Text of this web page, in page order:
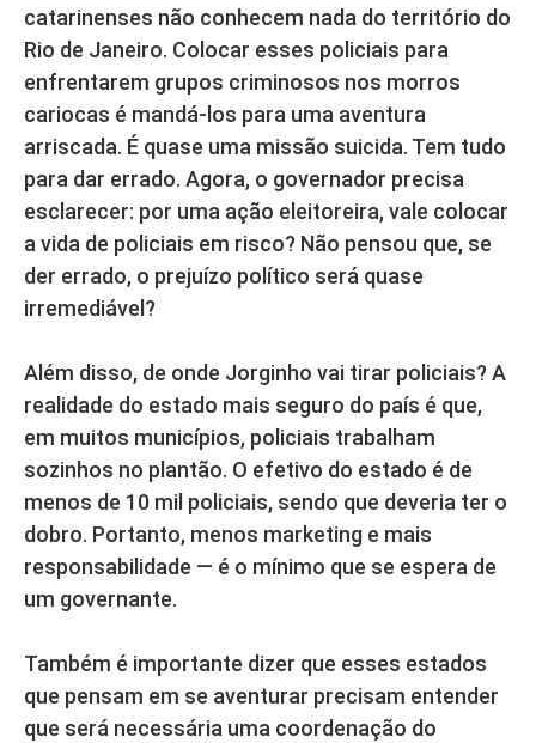
catarinenses não conhecem nada do território do
Rio de Janeiro. Colocar esses policiais para
enfrentarem grupos criminosos nos morros
cariocas é mandá-los para uma aventura
arriscada. É quase uma missão suicida. Tem tudo
para dar errado. Agora, o governador precisa
esclarecer: por uma ação eleitoreira, vale colocar
a vida de policiais em risco? Não pensou que, se
der errado, o prejuízo político será quase
irremediável?
Além disso, de onde Jorginho vai tirar policiais? A
realidade do estado mais seguro do país é que,
em muitos municípios, policiais trabalham
sozinhos no plantão. O efetivo do estado é de
menos de 10 mil policiais, sendo que deveria ter o
dobro. Portanto, menos marketing e mais
responsabilidade — é o mínimo que se espera de
um governante.
Também é importante dizer que esses estados
que pensam em se aventurar precisam entender
que será necessária uma coordenação do